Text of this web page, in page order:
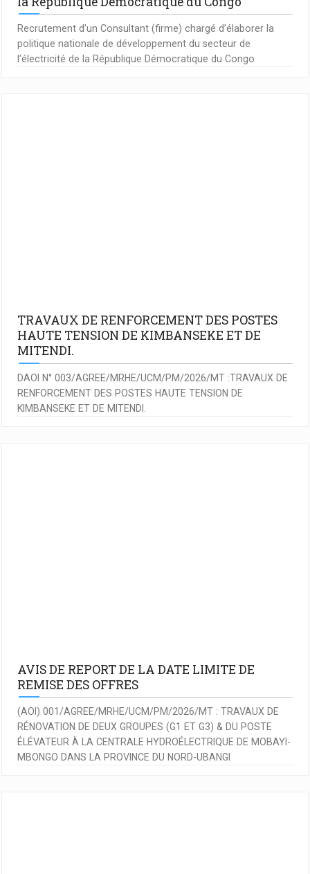
Recrutement d’un Consultant (firme) chargé d’élaborer la
politique nationale de développement du secteur de
l’électricité de la République Démocratique du Congo
TRAVAUX DE RENFORCEMENT DES POSTES
HAUTE TENSION DE KIMBANSEKE ET DE
MITENDI.
DAOI N° 003/AGREE/MRHE/UCM/PM/2026/MT :TRAVAUX DE
RENFORCEMENT DES POSTES HAUTE TENSION DE
KIMBANSEKE ET DE MITENDI.
AVIS DE REPORT DE LA DATE LIMITE DE
REMISE DES OFFRES
(AOI) 001/AGREE/MRHE/UCM/PM/2026/MT : TRAVAUX DE
RÉNOVATION DE DEUX GROUPES (G1 ET G3) & DU POSTE
ÉLÉVATEUR À LA CENTRALE HYDROÉLECTRIQUE DE MOBAYI-
MBONGO DANS LA PROVINCE DU NORD-UBANGI